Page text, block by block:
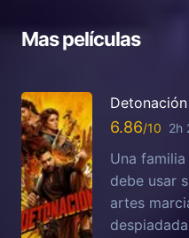
Mas películas
Detonación
6.86 2h
Una
debe usar
artes